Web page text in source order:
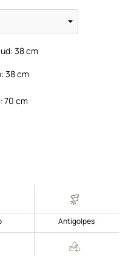
38cm
38cm
70 cm
Antigolpes